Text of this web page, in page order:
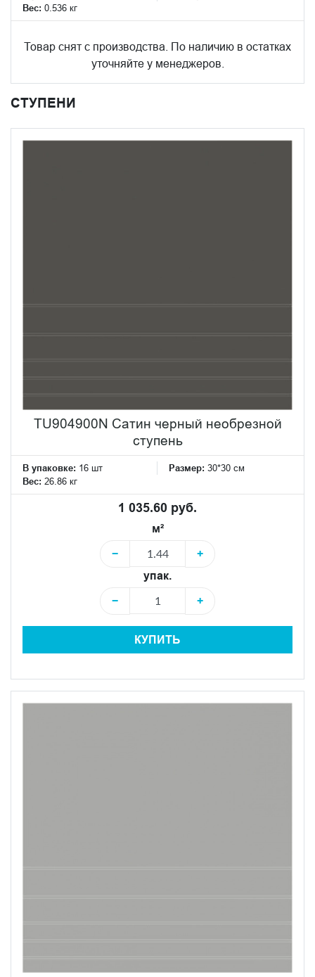
Вес: 0.536 кг
Товар снят с производства. По наличию в остатках
уточняйте у менеджеров.
СТУПЕНИ
TU904900N Сатин черный необрезной
ступень
В упаковке: 16 шт Размер: 30*30 см
Вес: 26.86 кг
1 035.60 руб.
м²
−
+
упак.
−
+
КУПИТЬ